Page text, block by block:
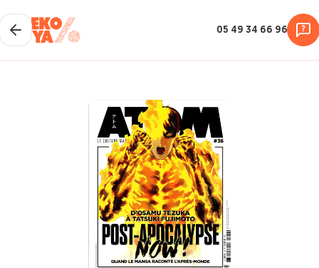
05 49 34 66 96